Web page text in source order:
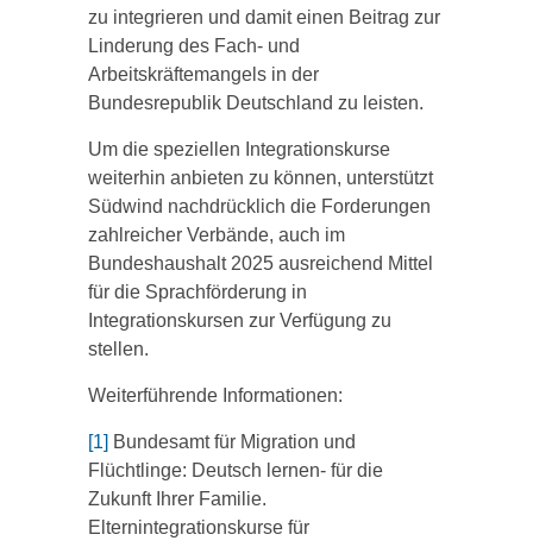
zu integrieren und damit einen Beitrag zur
Linderung des Fach- und
Arbeitskräftemangels in der
Bundesrepublik Deutschland zu leisten.
Um die speziellen Integrationskurse
weiterhin anbieten zu können, unterstützt
Südwind nachdrücklich die Forderungen
zahlreicher Verbände, auch im
Bundeshaushalt 2025 ausreichend Mittel
für die Sprachförderung in
Integrationskursen zur Verfügung zu
stellen.
Weiterführende Informationen:
[1] Bundesamt für Migration und
Flüchtlinge: Deutsch lernen- für die
Zukunft Ihrer Familie.
Elternintegrationskurse für